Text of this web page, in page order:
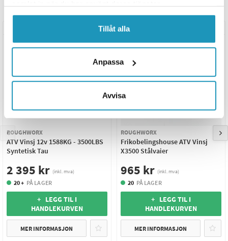
Tillåt alla
Anpassa
Avvisa
Relaterte produkter
ROUGHWORX
ATV Vinsj 12v 1588KG - 3500LBS
Syntetisk Tau
2 395 kr (inkl. mva)
20 + PÅ LAGER
+ LEGG TIL I
HANDLEKURVEN
MER INFORMASJON
ROUGHWORX
Frikobelingshouse ATV Vinsj
X3500 Stålvaier
965 kr (inkl. mva)
20 PÅ LAGER
+ LEGG TIL I
HANDLEKURVEN
MER INFORMASJON